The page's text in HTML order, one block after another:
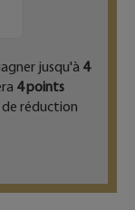
jusqu'à 4
4points
réduction